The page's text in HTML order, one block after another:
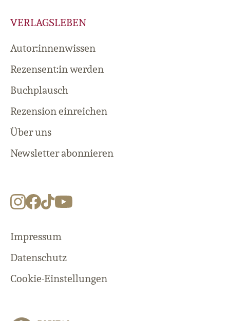
VERLAGSLEBEN
Autor:innenwissen
Rezensent:in werden
Buchplausch
Rezension einreichen
Über uns
Newsletter abonnieren
Impressum
Datenschutz
Cookie-Einstellungen